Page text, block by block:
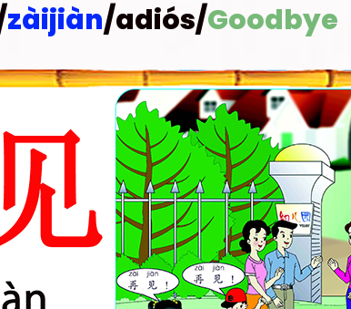
zàijiàn/adiós/Goodbye